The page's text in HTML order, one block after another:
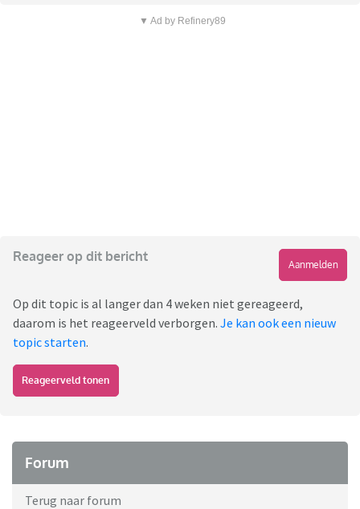
▼ Ad by Refinery89
Reageer op dit bericht
Aanmelden
Op dit topic is al langer dan 4 weken niet gereageerd,
daarom is het reageerveld verborgen. Je kan ook een nieuw
topic starten.
Reageerveld tonen
Forum
Terug naar forum